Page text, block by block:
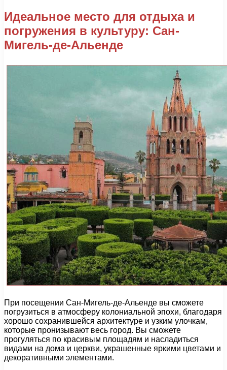
Идеальное место для отдыха и
погружения в культуру: Сан-
Мигель-де-Альенде
При посещении Сан-Мигель-де-Альенде вы сможете
погрузиться в атмосферу колониальной эпохи, благодаря
хорошо сохранившейся архитектуре и узким улочкам,
которые пронизывают весь город. Вы сможете
прогуляться по красивым площадям и насладиться
видами на дома и церкви, украшенные яркими цветами и
декоративными элементами.